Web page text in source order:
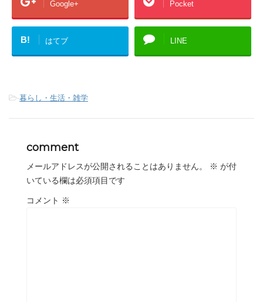
Google+ Pocket
B! はてブ LINE
-暮らし・生活・雑学
comment
メールアドレスが公開されることはありません。 ※ が付
いている欄は必須項目です
コメント ※